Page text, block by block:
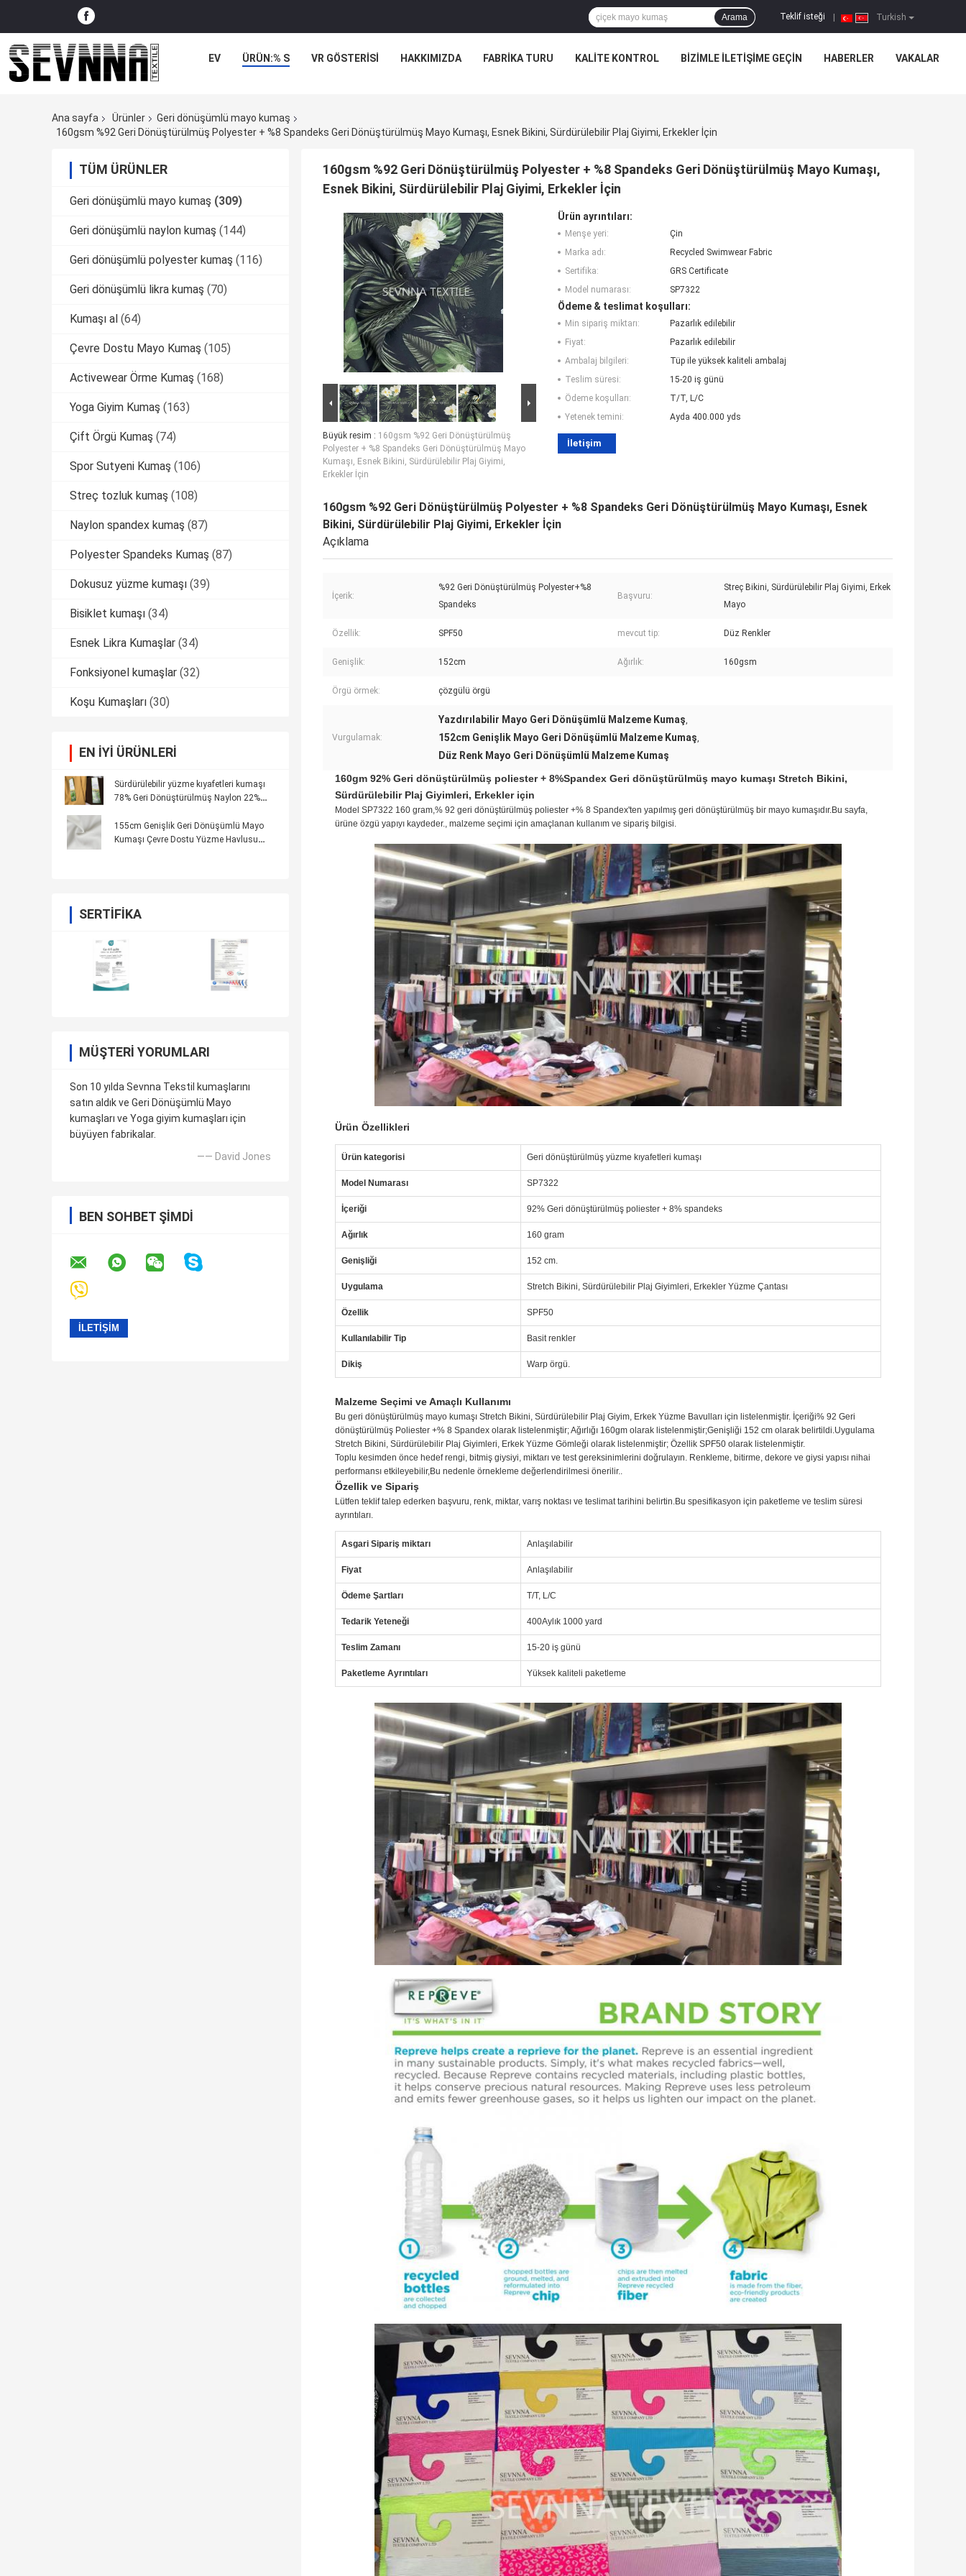
Turkish
Teklif isteği
Arama
EV ÜRÜN:% S VR GÖSTERISI HAKKIMIZDA FABRIKA TURU KALITE KONTROL BIZIMLE ILETIŞIME GEÇIN HABERLER VAKALAR
Ana sayfa Ürünler
Geri dönüşümlü mayo kumaş
160gsm %92 Geri Dönüştürülmüş Polyester + %8 Spandeks Geri Dönüştürülmüş Mayo Kumaşı, Esnek Bikini, Sürdürülebilir Plaj Giyimi, Erkekler İçin
TÜM ÜRÜNLER
Geri dönüşümlü mayo kumaş (309)
Geri dönüşümlü naylon kumaş (144)
Geri dönüşümlü polyester kumaş (116)
Geri dönüşümlü likra kumaş (70)
Kumaşı al (64)
Çevre Dostu Mayo Kumaş (105)
Activewear Örme Kumaş (168)
Yoga Giyim Kumaş (163)
Çift Örgü Kumaş (74)
Spor Sutyeni Kumaş (106)
Streç tozluk kumaş (108)
Naylon spandex kumaş (87)
Polyester Spandeks Kumaş (87)
Dokusuz yüzme kumaşı (39)
Bisiklet kumaşı (34)
Esnek Likra Kumaşlar (34)
Fonksiyonel kumaşlar (32)
Koşu Kumaşları (30)
EN IYI ÜRÜNLERI
Sürdürülebilir yüzme kıyafetleri kumaşı
78% Geri Dönüştürülmüş Naylon 22%
Spandex
155cm Genişlik Geri Dönüşümlü Mayo
Kumaşı Çevre Dostu Yüzme Havlusu
SERTIFIKA
MÜŞTERI YORUMLARI
Son 10 yılda Sevnna Tekstil kumaşlarını
satın aldık ve Geri Dönüşümlü Mayo
kumaşları ve Yoga giyim kumaşları için
büyüyen fabrikalar.
—— David Jones
BEN SOHBET ŞIMDI
160gsm %92 Geri Dönüştürülmüş Polyester + %8 Spandeks Geri Dönüştürülmüş Mayo Kumaşı,
Esnek Bikini, Sürdürülebilir Plaj Giyimi, Erkekler İçin
Büyük resim : 160gsm %92 Geri Dönüştürülmüş
Polyester + %8 Spandeks Geri Dönüştürülmüş Mayo
Kumaşı, Esnek Bikini, Sürdürülebilir Plaj Giyimi,
Erkekler İçin
Ürün ayrıntıları:
Menşe yeri:
Çin
Marka adı:
Recycled Swimwear Fabric
Sertifika:
GRS Certificate
Model numarası:
SP7322
Ödeme & teslimat koşulları:
Min sipariş miktarı:
Pazarlık edilebilir
Fiyat:
Pazarlık edilebilir
Ambalaj bilgileri:
Tüp ile yüksek kaliteli ambalaj
Teslim süresi:
15-20 iş günü
Ödeme koşulları:
T/T, L/C
Yetenek temini:
Ayda 400.000 yds
İletişim
160gsm %92 Geri Dönüştürülmüş Polyester + %8 Spandeks Geri Dönüştürülmüş Mayo Kumaşı, Esnek
Bikini, Sürdürülebilir Plaj Giyimi, Erkekler İçin
Açıklama
İçerik:
%92 Geri Dönüştürülmüş Polyester+%8
Spandeks
Başvuru:
Streç Bikini, Sürdürülebilir Plaj Giyimi, Erkek
Mayo
Özellik: SPF50 mevcut tip: Düz Renkler
Genişlik: 152cm Ağırlık: 160gsm
Örgü örmek: çözgülü örgü
Vurgulamak:
Yazdırılabilir Mayo Geri Dönüşümlü Malzeme Kumaş
152cm Genişlik Mayo Geri Dönüşümlü Malzeme Kumaş
Düz Renk Mayo Geri Dönüşümlü Malzeme Kumaş
160gm 92% Geri dönüştürülmüş poliester + 8%Spandex Geri dönüştürülmüş mayo kumaşı Stretch Bikini,
Sürdürülebilir Plaj Giyimleri, Erkekler için
Model SP7322 160 gram,% 92 geri dönüştürülmüş poliester +% 8 Spandex'ten yapılmış geri dönüştürülmüş bir mayo kumaşıdır.Bu sayfa,
ürüne özgü yapıyı kaydeder., malzeme seçimi için amaçlanan kullanım ve sipariş bilgisi.
Ürün Özellikleri
Ürün kategorisi Geri dönüştürülmüş yüzme kıyafetleri kumaşı
Model Numarası SP7322
İçeriği 92% Geri dönüştürülmüş poliester + 8% spandeks
Ağırlık 160 gram
Genişliği 152 cm.
Uygulama Stretch Bikini, Sürdürülebilir Plaj Giyimleri, Erkekler Yüzme Çantası
Özellik SPF50
Kullanılabilir Tip Basit renkler
Dikiş Warp örgü.
Malzeme Seçimi ve Amaçlı Kullanımı
Bu geri dönüştürülmüş mayo kumaşı Stretch Bikini, Sürdürülebilir Plaj Giyim, Erkek Yüzme Bavulları için listelenmiştir. İçeriği% 92 Geri
dönüştürülmüş Poliester +% 8 Spandex olarak listelenmiştir; Ağırlığı 160gm olarak listelenmiştir;Genişliği 152 cm olarak belirtildi.Uygulama
Stretch Bikini, Sürdürülebilir Plaj Giyimleri, Erkek Yüzme Gömleği olarak listelenmiştir; Özellik SPF50 olarak listelenmiştir.
Toplu kesimden önce hedef rengi, bitmiş giysiyi, miktarı ve test gereksinimlerini doğrulayın. Renkleme, bitirme, dekore ve giysi yapısı nihai
performansı etkileyebilir,Bu nedenle örnekleme değerlendirilmesi önerilir..
Özellik ve Sipariş
Lütfen teklif talep ederken başvuru, renk, miktar, varış noktası ve teslimat tarihini belirtin.Bu spesifikasyon için paketleme ve teslim süresi
ayrıntıları.
Asgari Sipariş miktarı Anlaşılabilir
Fiyat Anlaşılabilir
Ödeme Şartları T/T, L/C
Tedarik Yeteneği 400Aylık 1000 yard
Teslim Zamanı 15-20 iş günü
Paketleme Ayrıntıları Yüksek kaliteli paketleme